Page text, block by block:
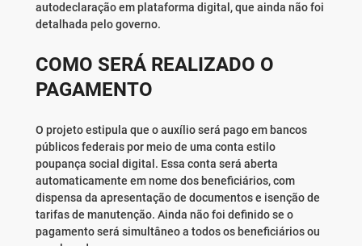
autodeclaração em plataforma digital, que ainda não foi
detalhada pelo governo.
COMO SERÁ REALIZADO O
PAGAMENTO
O projeto estipula que o auxílio será pago em bancos
públicos federais por meio de uma conta estilo
poupança social digital. Essa conta será aberta
automaticamente em nome dos beneficiários, com
dispensa da apresentação de documentos e isenção de
tarifas de manutenção. Ainda não foi definido se o
pagamento será simultâneo a todos os beneficiários ou